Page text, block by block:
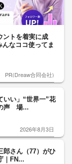
ントを着実に成
んなココ使ってま
PR(Dreaw合同会社)
いい」“世界一”花
声 場...
2026年8月3日
郎さん（77）がひ
｜FN...